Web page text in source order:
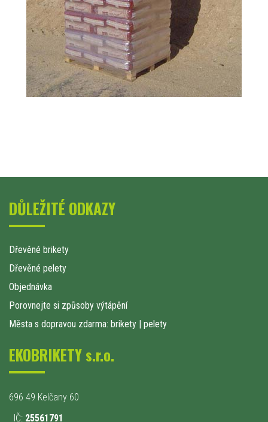
DŮLEŽITÉ ODKAZY
Dřevěné brikety
Dřevěné pelety
Objednávka
Porovnejte si způsoby výtápění
Města s dopravou zdarma: brikety | pelety
EKOBRIKETY s.r.o.
696 49 Kelčany 60
IČ: 25561791